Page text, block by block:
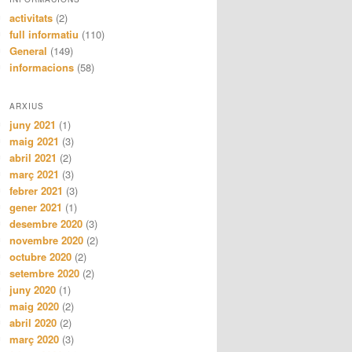
activitats (2)
full informatiu (110)
General (149)
informacions (58)
ARXIUS
juny 2021 (1)
maig 2021 (3)
abril 2021 (2)
març 2021 (3)
febrer 2021 (3)
gener 2021 (1)
desembre 2020 (3)
novembre 2020 (2)
octubre 2020 (2)
setembre 2020 (2)
juny 2020 (1)
maig 2020 (2)
abril 2020 (2)
març 2020 (3)